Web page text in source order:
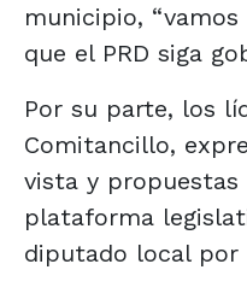
municipio,
que el PRD siga
Por su parte, los
Comitancillo,
vista y
plataforma
diputado local por